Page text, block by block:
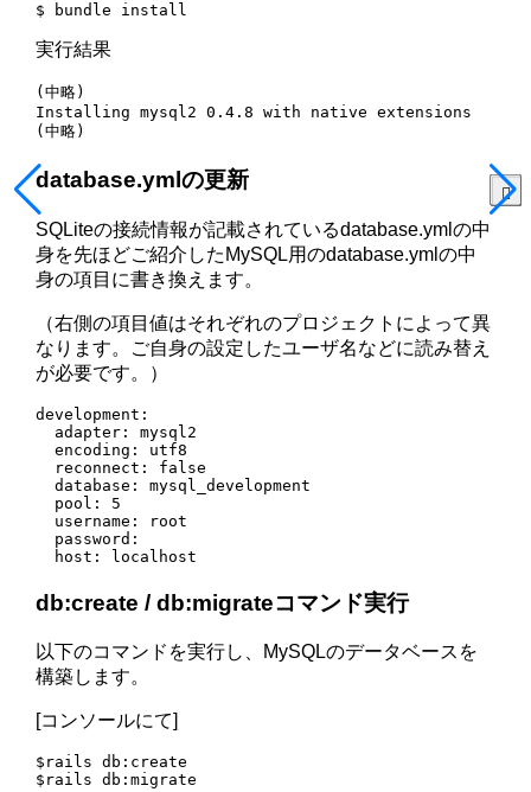
$ bundle install
実行結果
(中略)
Installing mysql2 0.4.8 with native extensions
(中略)
database.ymlの更新
SQLiteの接続情報が記載されているdatabase.ymlの中
身を先ほどご紹介したMySQL用のdatabase.ymlの中
身の項目に書き換えます。
（右側の項目値はそれぞれのプロジェクトによって異
なります。ご自身の設定したユーザ名などに読み替え
が必要です。）
development:
  adapter: mysql2
  encoding: utf8
  reconnect: false
  database: mysql_development
  pool: 5
  username: root
  password:
  host: localhost
db:create / db:migrateコマンド実行
以下のコマンドを実行し、MySQLのデータベースを
構築します。
[コンソールにて]
$rails db:create
$rails db:migrate